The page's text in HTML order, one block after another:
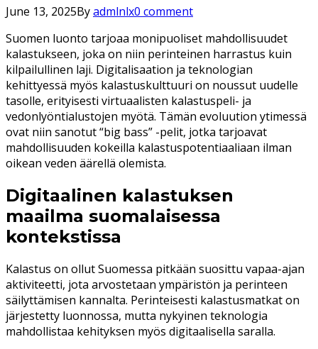
June 13, 2025Byadmlnlx0 comment
Suomen luonto tarjoaa monipuoliset mahdollisuudet
kalastukseen, joka on niin perinteinen harrastus kuin
kilpailullinen laji. Digitalisaation ja teknologian
kehittyessä myös kalastuskulttuuri on noussut uudelle
tasolle, erityisesti virtuaalisten kalastuspeli- ja
vedonlyöntialustojen myötä. Tämän evoluution ytimessä
ovat niin sanotut “big bass” -pelit, jotka tarjoavat
mahdollisuuden kokeilla kalastuspotentiaaliaan ilman
oikean veden äärellä olemista.
Digitaalinen kalastuksen
maailma suomalaisessa
kontekstissa
Kalastus on ollut Suomessa pitkään suosittu vapaa-ajan
aktiviteetti, jota arvostetaan ympäristön ja perinteen
säilyttämisen kannalta. Perinteisesti kalastusmatkat on
järjestetty luonnossa, mutta nykyinen teknologia
mahdollistaa kehityksen myös digitaalisella saralla.